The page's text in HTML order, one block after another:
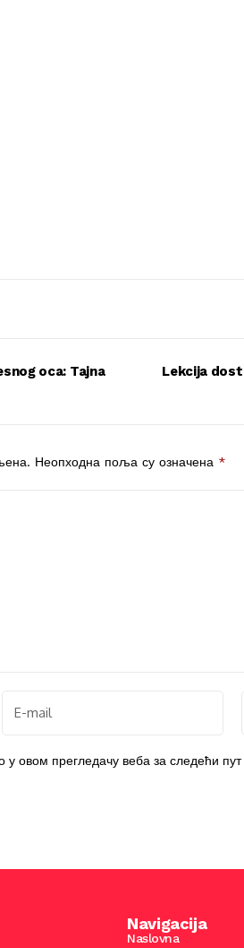
oca: Tajna
Lekcija
Неопходна поља су означена *
у овом прегледачу веба за следећи
Navigacija
Naslovna